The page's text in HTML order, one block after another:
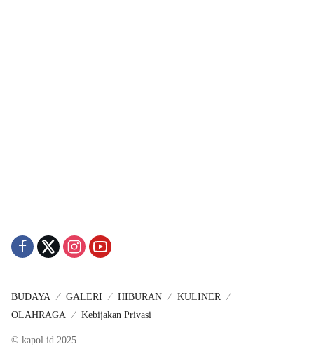
BUDAYA GALERI HIBURAN
KULINER
OLAHRAGA
Kebijakan Privasi
© kapol.id 2025